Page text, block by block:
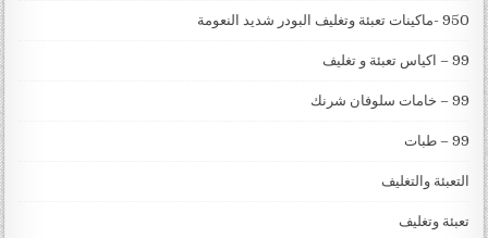
950 -ماكينات تعبئة وتغليف البودر شديد النعومة
99 – اكياس تعبئة و تغليف
99 – خامات سلوفان شرنك
99 – طبات
التعبئة والتغليف
تعبئة وتغليف